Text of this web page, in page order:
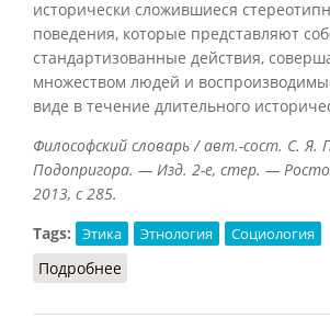
исторически сложившиеся
поведения, которые представляют
стандартизованные действия,
множеством людей и
виде в течение длительного
Философский словарь / авт.-сост. С. Я.
Подопригора. — Изд. 2-е, стер. —
2013, с 285.
Tags:
Этика Этнология Социология
Подробнее